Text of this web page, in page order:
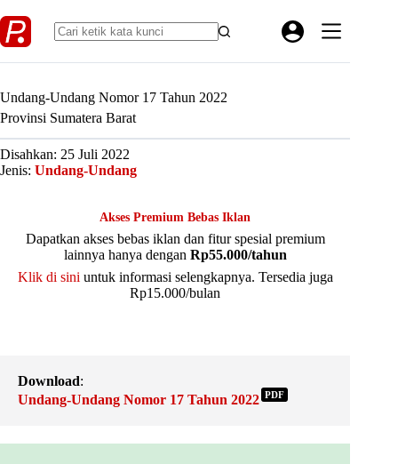
to
content
Undang-Undang Nomor 17 Tahun 2022
Provinsi Sumatera Barat
Disahkan: 25 Juli 2022
Jenis: Undang-Undang
Akses Premium Bebas Iklan
Dapatkan akses bebas iklan dan fitur spesial premium
lainnya hanya dengan Rp55.000/tahun
Klik di sini untuk informasi selengkapnya. Tersedia juga
Rp15.000/bulan
Download:
Undang-Undang Nomor 17 Tahun 2022 PDF